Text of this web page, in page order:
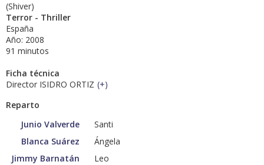
(Shiver)
Terror - Thriller
España
Año: 2008
91 minutos
Ficha técnica
Director ISIDRO ORTIZ (+)
Reparto
Junio Valverde
Santi
Blanca Suárez
Ángela
Jimmy Barnatán
Leo